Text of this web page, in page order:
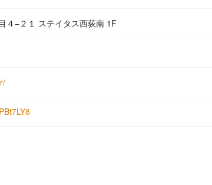
４−２１ ステイタス西荻南 1F